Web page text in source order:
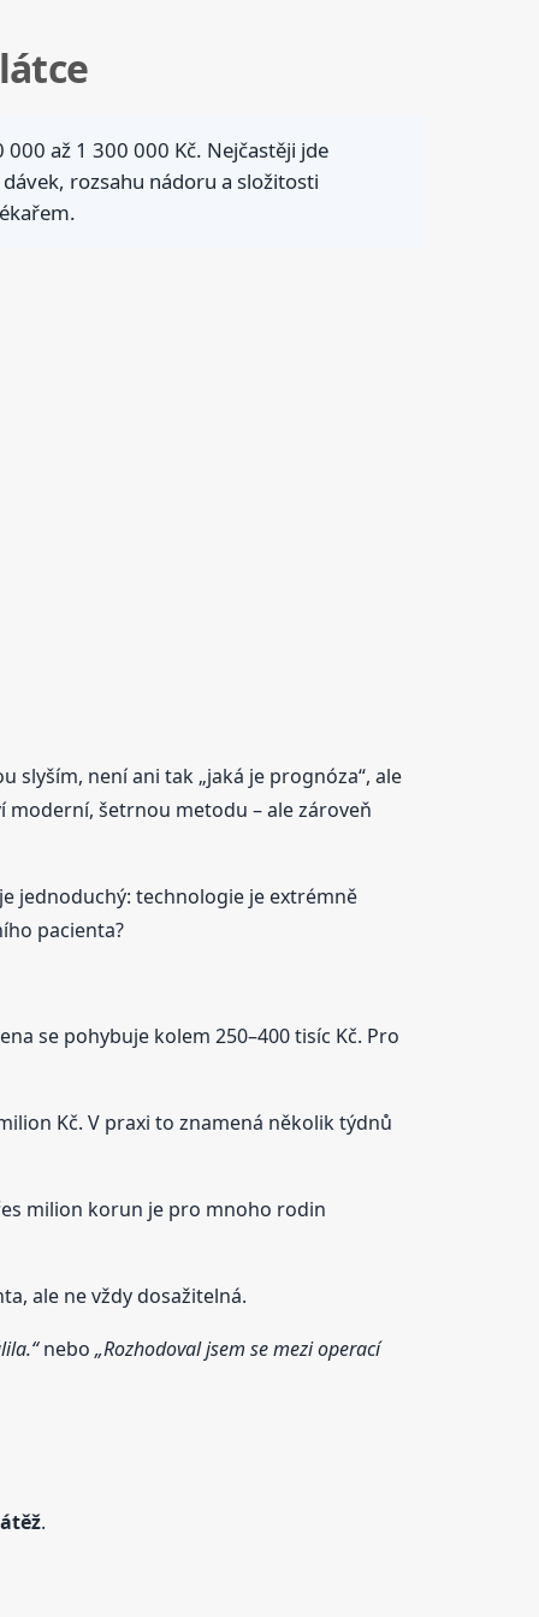
až 1 300 000 Kč. Nejčastěji jde
rozsahu nádoru a složitosti
slyším, není ani tak „jaká je prognóza“, ale
moderní, šetrnou metodu – ale zároveň
jednoduchý: technologie je extrémně
pacienta?
se pohybuje kolem 250–400 tisíc Kč. Pro
Kč. V praxi to znamená několik týdnů
milion korun je pro mnoho rodin
ale ne vždy dosažitelná.
nebo „Rozhodoval jsem se mezi operací
.